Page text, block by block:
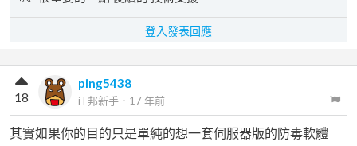
登入發表回應
ping5438
iT邦新手 ． 17 年前
18
其實如果你的目的只是單純的想一套伺服器版的防毒軟體